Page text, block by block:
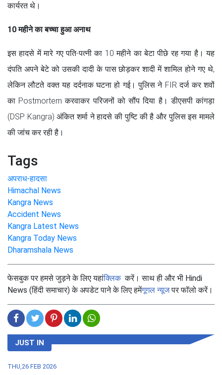
कार्यरत थे।
10 महीने का बच्चा हुआ अनाथ
इस हादसे में मारे गए पति-पत्नी का 10 महीने का बेटा पीछे रह गया है। यह
दंपति अपने बेटे को उसकी दादी के पास छोड़कर शादी में शामिल होने गए थे,
लेकिन लौटते वक्त यह दर्दनाक घटना हो गई। पुलिस ने FIR दर्ज कर शवों
का Postmortem करवाकर परिजनों को सौंप दिया है। डीएसपी कांगड़ा
(DSP Kangra) अंकित शर्मा ने हादसे की पुष्टि की है और पुलिस इस मामले
की जांच कर रही है।
Tags
अपराध-हादसा
Himachal News
Kangra News
Accident News
Kangra Latest News
Kangra Today News
Dharamshala News
फेसबुक पर हमसे जुड़ने के लिए यहांक्लिककरें। साथ ही और भी Hindi
News (हिंदी समाचार) के अपडेट पाने के लिए हमेंगूगल न्यूजपर फॉलो करें।
JUST IN
THU,26 FEB 2026